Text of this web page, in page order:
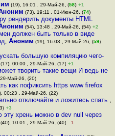
(19), 16:01 , 29-Май-26, (58) +1
(73), 19:11 , 01-Июн-26, (74)
рендерить документы HTML
(54), 13:48 , 29-Май-26, (54) +2
должен быть только в виде
, Аноним (19), 16:03 , 29-Май-26, (59)
большую компиляцию чего-
(17), 00:00 , 29-Май-26, (17) +1
творить такие вещи И ведь не
Май-26, (20)
как пофиксить https www firefox
00:23 , 29-Май-26, (22)
отключайте и ложитесь спать ,
+3
хрень можно в dev null через
(40), 10:01 , 29-Май-26, (40) –1